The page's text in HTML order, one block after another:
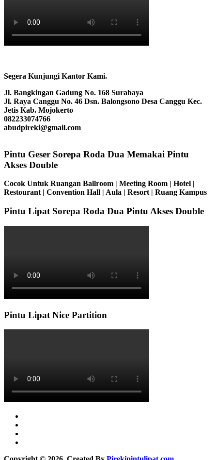
Segera Kunjungi Kantor Kami.
Jl. Bangkingan Gadung No. 168 Surabaya
Jl. Raya Canggu No. 46 Dsn. Balongsono Desa Canggu Kec.
Jetis Kab. Mojokerto
082233074766
abudpireki@gmail.com
Pintu Geser Sorepa Roda Dua Memakai Pintu
Akses Double
Cocok Untuk Ruangan Ballroom | Meeting Room | Hotel |
Restourant | Convention Hall | Aula | Resort | Ruang Kampus
Pintu Lipat Sorepa Roda Dua Pintu Akses Double
Pintu Lipat Nice Partition